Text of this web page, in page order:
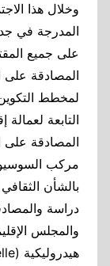
وخلال هذا
المدرجة في
على جميع
المصادقة على
لمخطط
التابعة لعمالة
المصادقة على
مركب
بالشأن
دراسة
والمجلس
هيدروليكية (Nacelle).